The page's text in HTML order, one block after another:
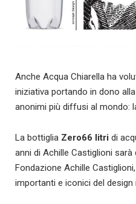
Anche Acqua Chiarella ha
iniziativa portando in dono
anonimi più diffusi al mondo:
La bottiglia Zero66 litri di
anni di Achille Castiglioni
Fondazione Achille
importanti e iconici del design